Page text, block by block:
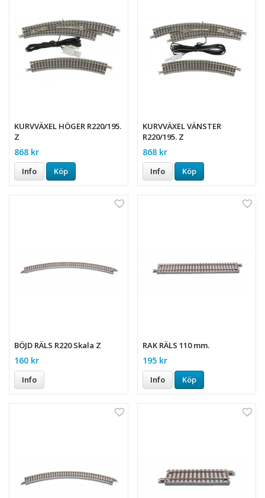
KURVVÄXEL HÖGER R220/195.
Z
868 kr
Info Köp
KURVVÄXEL VÄNSTER
R220/195. Z
868 kr
Info Köp
BÖJD RÄLS R220 Skala Z
160 kr
Info
RAK RÄLS 110 mm.
195 kr
Info Köp